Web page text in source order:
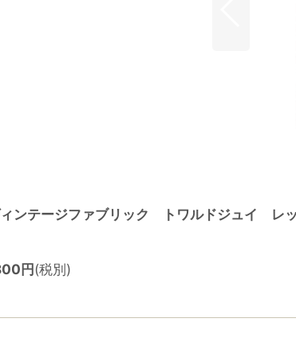
ンテージファブリック トワルドジュイ レ
円(税別)